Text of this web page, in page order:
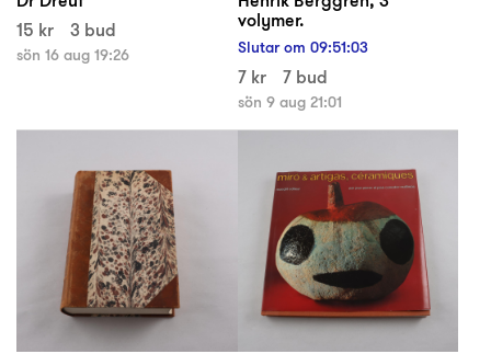
15 kr
3 bud
sön 16 aug 19:26
volymer.
Slutar om 09:51:03
7 kr 7 bud
sön 9 aug 21:01